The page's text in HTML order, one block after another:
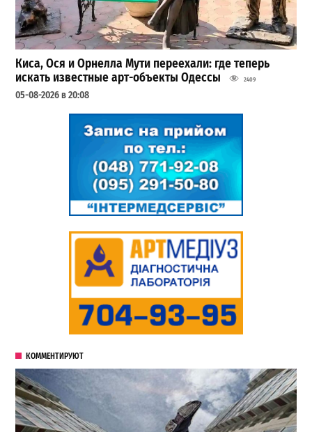
Киса, Ося и Орнелла Мути переехали: где теперь
искать известные арт-объекты Одессы
2409
05-08-2026 в 20:08
КОММЕНТИРУЮТ